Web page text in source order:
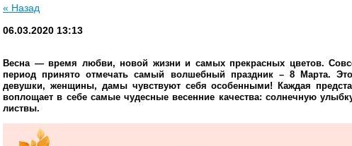
« Назад
06.03.2020 13:13
Весна — время любви, новой жизни и самых прекрасных цветов.
период принято отмечать самый волшебный праздник – 8 Марта.
девушки, женщины, дамы чувствуют себя особенными! Каждая
воплощает в себе самые чудесные весенние качества: солнечную
листвы.